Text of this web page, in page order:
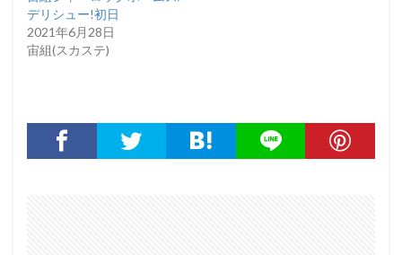
デリシュー!初日
2021年6月28日
宙組(スカステ)